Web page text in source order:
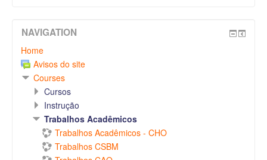
NAVIGATION
Home
Avisos do site
Courses
Cursos
Instrução
Trabalhos Acadêmicos
Trabalhos Acadêmicos - CHO
Trabalhos CSBM